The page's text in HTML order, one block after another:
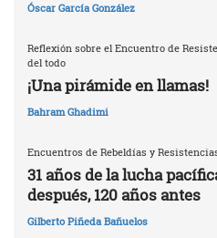
Óscar García González
Reflexión sobre el Encuentro de
del todo
¡Una pirámide en llamas!
Bahram Ghadimi
Encuentros de Rebeldías y
31 años de la lucha
después, 120 años antes
Gilberto Piñeda Bañuelos